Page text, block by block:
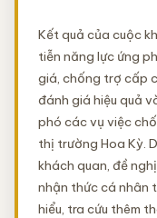
Kết quả của cuộc
tiễn năng lực ứng
giá, chống trợ cấp
đánh giá hiệu quả
phó các vụ việc
thị trường Hoa Kỳ.
khách quan, đề
nhận thức cá nhân
hiểu, tra cứu thêm